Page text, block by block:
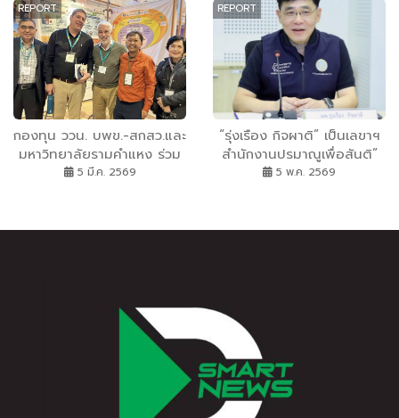
ณ วิทยาลัยเทคนิคปักธงชัย
เพื่อยกระดับเกษตรกรรมใน
พื้นที่
REPORT
กองทุน ววน. บพข.-สกสว.และ
มหาวิทยาลัยรามคำแหง ร่วม
กับองค์กรสากล UN Tourism
Tourism ในงาน ITB Berlin
5 มี.ค. 2569
REPORT
“รุ่งเรือง กิจผาติ” เป็นเลขาฯ
สำนักงานปรมาณูเพื่อสันติ”
5 พ.ค. 2569